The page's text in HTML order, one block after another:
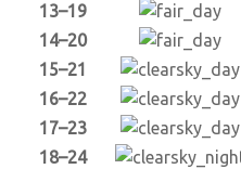
13–19
14–20
15–21
16–22
17–23
18–24